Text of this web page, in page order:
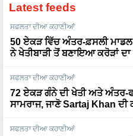
Latest feeds
ਸਫਲਤਾ ਦੀਆ ਕਹਾਣੀਆਂ
50 ਏਕੜ ਵਿੱਚ ਅੰਤਰ-ਫ਼ਸਲੀ
ਨੇ ਖੇਤੀਬਾੜੀ ਤੋਂ ਬਣਾਇਆ ਕਰੋੜਾਂ ਦਾ
ਸਫਲਤਾ ਦੀਆ ਕਹਾਣੀਆਂ
72 ਏਕੜ ਗੰਨੇ ਦੀ ਖੇਤੀ ਅਤੇ ਅੰਤਰ-
ਸਾਮਰਾਜ, ਜਾਣੋ Sartaj Khan ਦੀ
ਸਫਲਤਾ ਦੀਆ ਕਹਾਣੀਆਂ